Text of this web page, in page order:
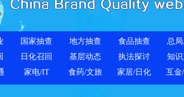
国家抽查 地方抽查 食品抽查 总
日化召回 基层动态 执法探讨 知
家电/IT 食药/文旅 家居/日化 互金